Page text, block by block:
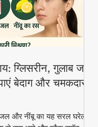
ग्लिसरीन, गुलाब जल
बेदाग और चमकदार
जल और नींबू का यह सरल घरेलू